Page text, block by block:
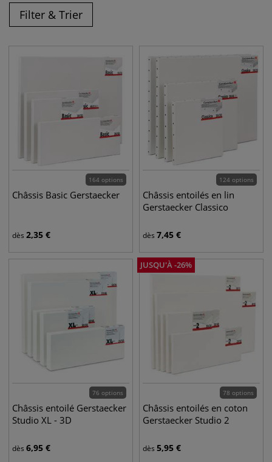
Filter & Trier
164 options
Châssis Basic Gerstaecker
dès 2,35 €
124 options
Châssis entoilés en lin
Gerstaecker Classico
dès 7,45 €
76 options
Châssis entoilé Gerstaecker
Studio XL - 3D
dès 6,95 €
JUSQU'À-26%
78 options
Châssis entoilés en coton
Gerstaecker Studio 2
dès 5,95 €